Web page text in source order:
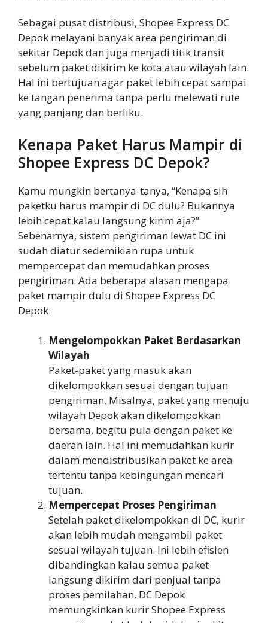
Sebagai pusat distribusi, Shopee Express DC
Depok melayani banyak area pengiriman di
sekitar Depok dan juga menjadi titik transit
sebelum paket dikirim ke kota atau wilayah lain.
Hal ini bertujuan agar paket lebih cepat sampai
ke tangan penerima tanpa perlu melewati rute
yang panjang dan berliku.
Kenapa Paket Harus Mampir di
Shopee Express DC Depok?
Kamu mungkin bertanya-tanya, “Kenapa sih
paketku harus mampir di DC dulu? Bukannya
lebih cepat kalau langsung kirim aja?”
Sebenarnya, sistem pengiriman lewat DC ini
sudah diatur sedemikian rupa untuk
mempercepat dan memudahkan proses
pengiriman. Ada beberapa alasan mengapa
paket mampir dulu di Shopee Express DC
Depok:
Mengelompokkan Paket Berdasarkan
Wilayah
Paket-paket yang masuk akan
dikelompokkan sesuai dengan tujuan
pengiriman. Misalnya, paket yang menuju
wilayah Depok akan dikelompokkan
bersama, begitu pula dengan paket ke
daerah lain. Hal ini memudahkan kurir
dalam mendistribusikan paket ke area
tertentu tanpa kebingungan mencari
tujuan.
Mempercepat Proses Pengiriman
Setelah paket dikelompokkan di DC, kurir
akan lebih mudah mengambil paket
sesuai wilayah tujuan. Ini lebih efisien
dibandingkan kalau semua paket
langsung dikirim dari penjual tanpa
proses pemilahan. DC Depok
memungkinkan kurir Shopee Express